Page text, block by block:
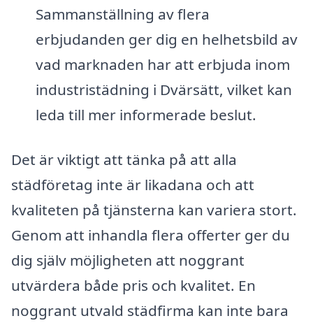
Sammanställning av flera
erbjudanden ger dig en helhetsbild av
vad marknaden har att erbjuda inom
industristädning i Dvärsätt, vilket kan
leda till mer informerade beslut.
Det är viktigt att tänka på att alla
städföretag inte är likadana och att
kvaliteten på tjänsterna kan variera stort.
Genom att inhandla flera offerter ger du
dig själv möjligheten att noggrant
utvärdera både pris och kvalitet. En
noggrant utvald städfirma kan inte bara